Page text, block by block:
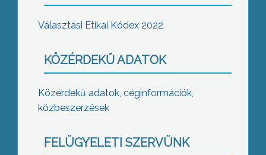
Választási Etikai Kódex 2022
KÖZÉRDEKŰ ADATOK
Közérdekű adatok, céginformációk,
közbeszerzések
FELÜGYELETI SZERVÜNK